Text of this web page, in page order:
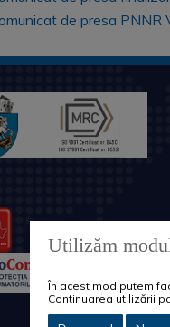
de presa
Utilizăm
În acest mod putem
Continuarea utilizării